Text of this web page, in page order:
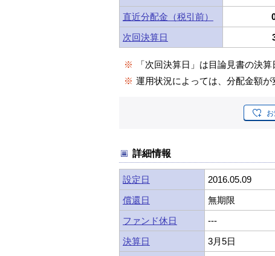
直近分配金（税引前）
次回決算日
※
「次回決算日」は目論見書の決算
※ 運用状況によっては、分配金額
詳細情報
設定日
2016.05.09
償還日
無期限
ファンド休日
---
決算日
3月5日